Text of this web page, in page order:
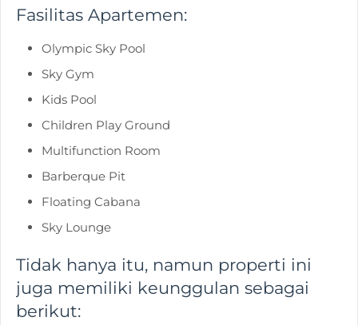
Fasilitas Apartemen:
Olympic Sky Pool
Sky Gym
Kids Pool
Children Play Ground
Multifunction Room
Barberque Pit
Floating Cabana
Sky Lounge
Tidak hanya itu, namun properti ini
juga memiliki keunggulan sebagai
berikut: